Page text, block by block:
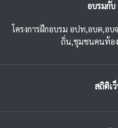
อบรมกับ
โครงการฝึกอบรม อปท,อบต,อบ
ถิ่น,ชุมชนคนท้อ
สถิติเ